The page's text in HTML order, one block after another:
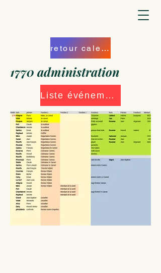
retour calendrier
1770 administration
Liste événements